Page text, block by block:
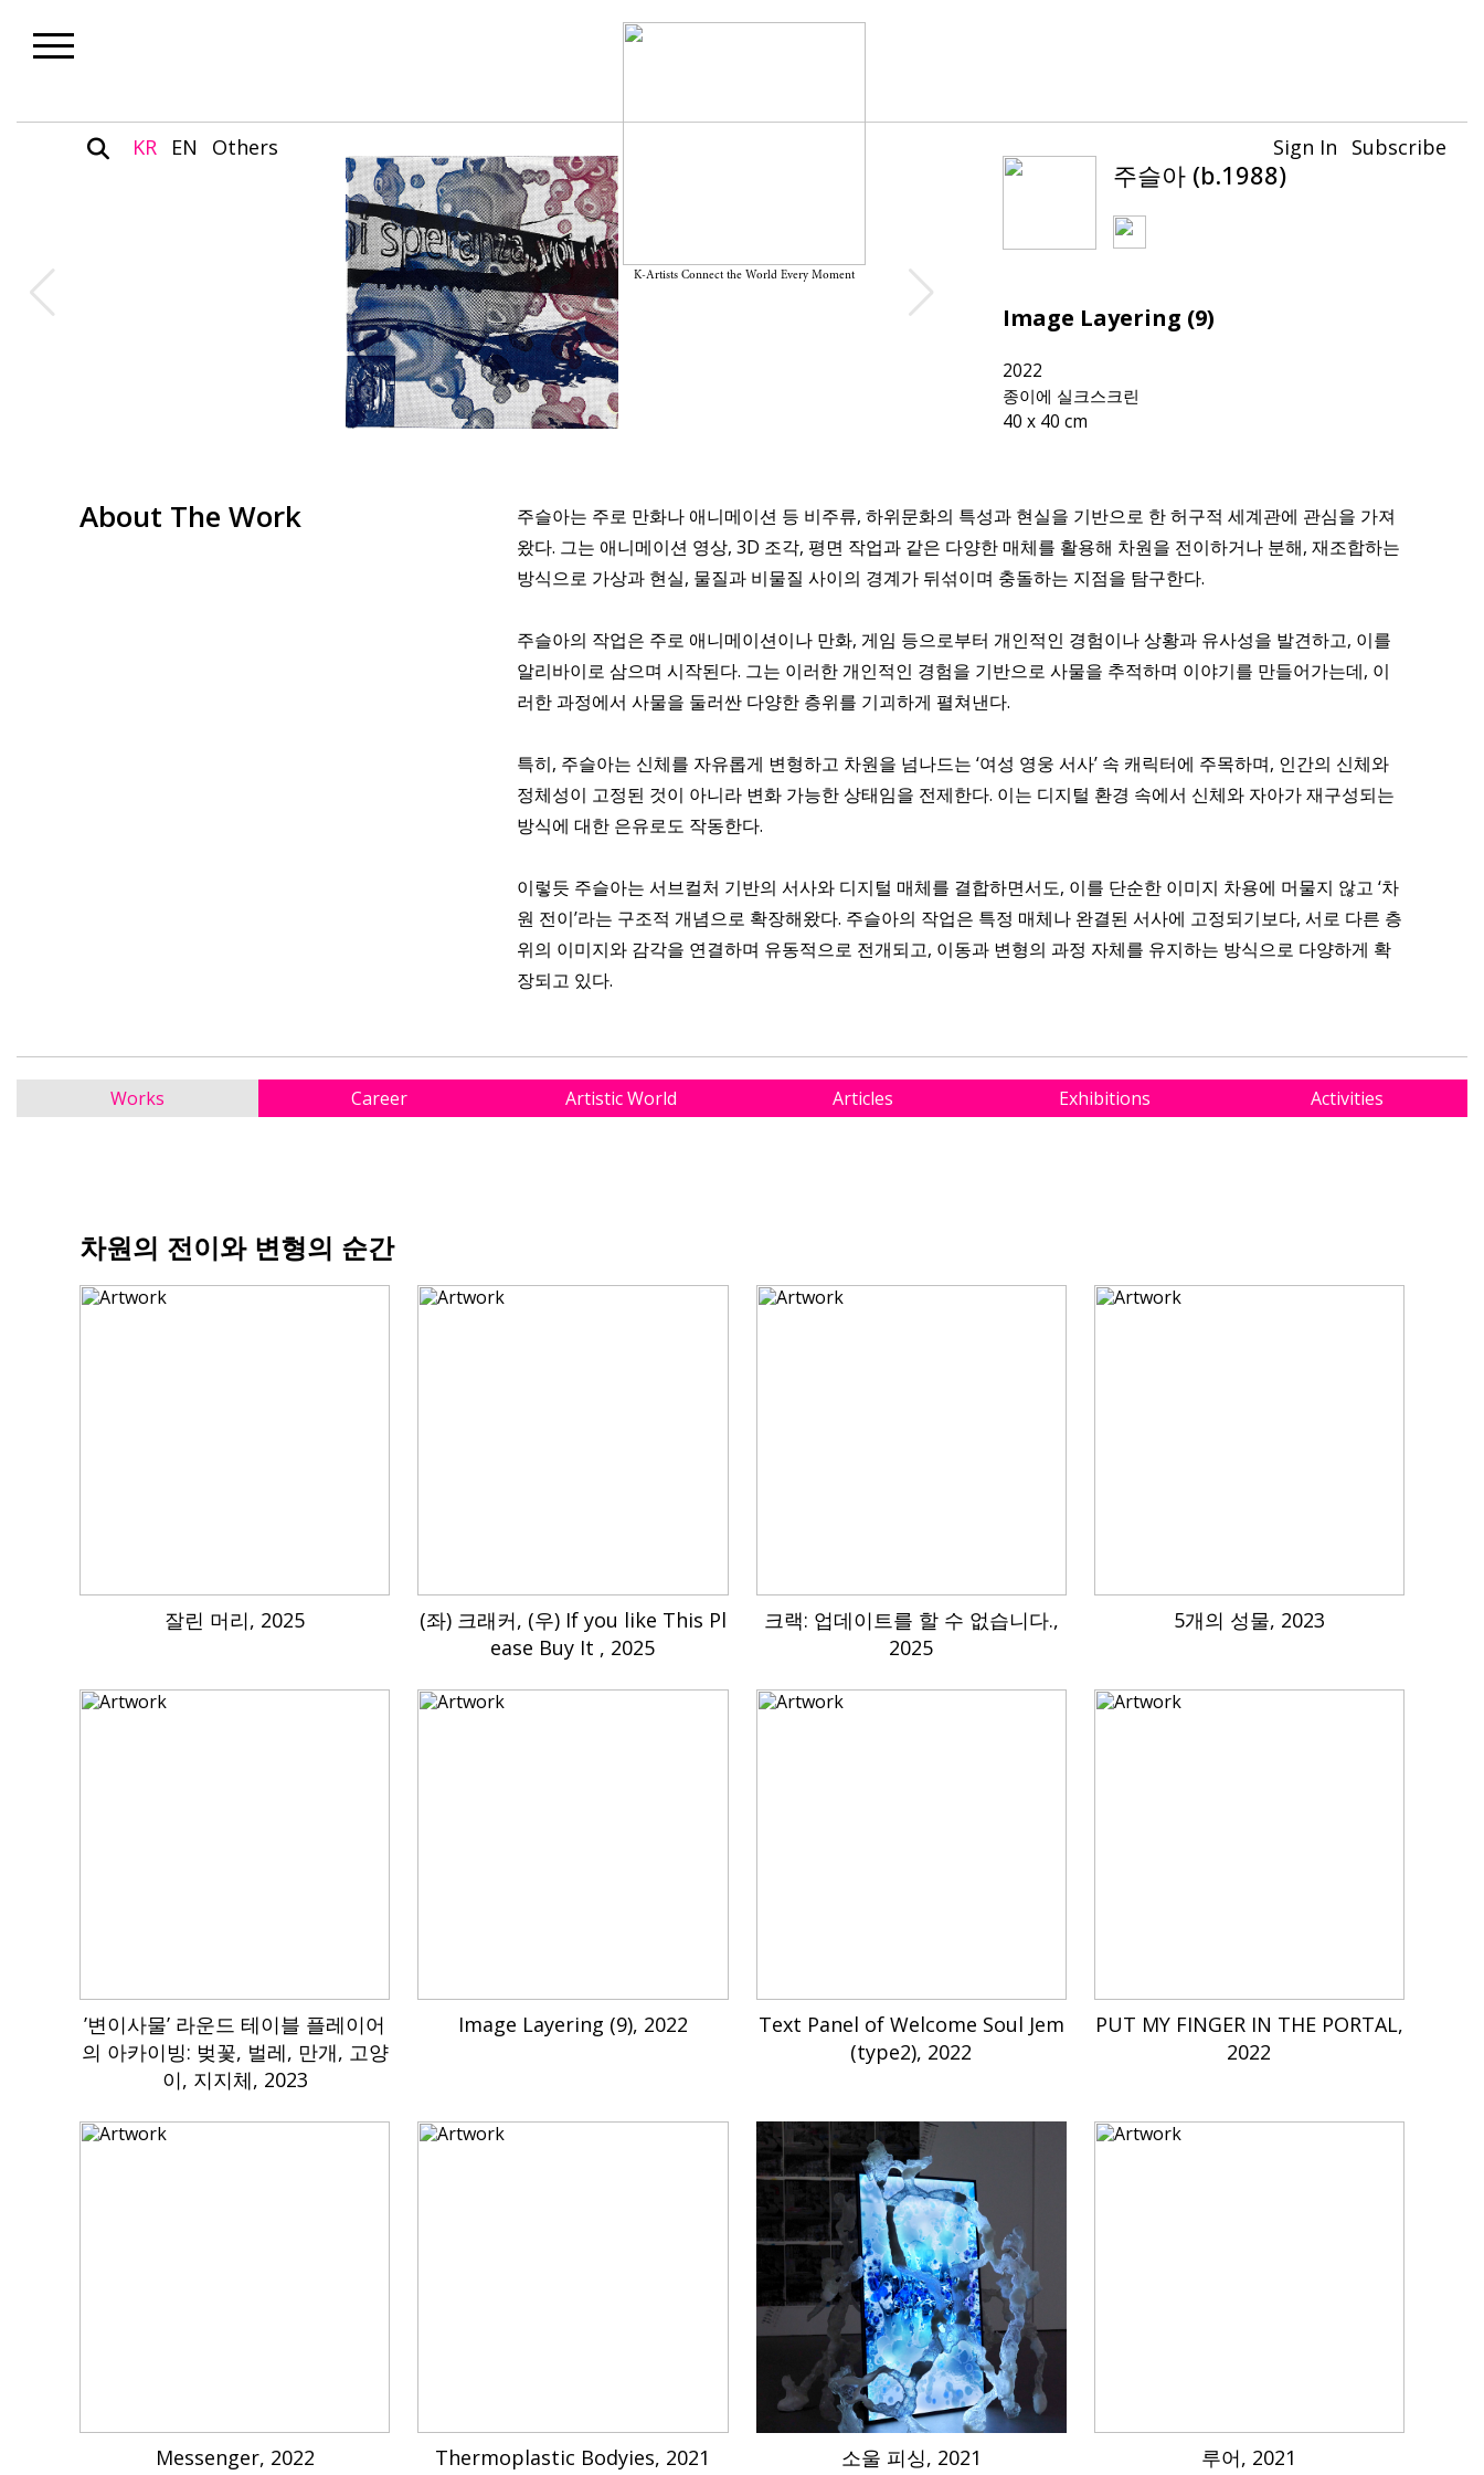
KR EN Others
K-Artists Connect the World Every Moment
Sign In Subscribe
주슬아 (b.1988)
Image Layering (9)
2022
종이에 실크스크린
About The Work
주슬아는 주로 만화나 애니메이션 등 비주류, 하위문화의 특성과 현실을 기반으로 한 허구적 세계관에 관심을 가져
왔다. 그는 애니메이션 영상, 3D 조각, 평면 작업과 같은 다양한 매체를 활용해 차원을 전이하거나 분해, 재조합하는
방식으로 가상과 현실, 물질과 비물질 사이의 경계가 뒤섞이며 충돌하는 지점을 탐구한다.
주슬아의 작업은 주로 애니메이션이나 만화, 게임 등으로부터 개인적인 경험이나 상황과 유사성을 발견하고, 이를
알리바이로 삼으며 시작된다. 그는 이러한 개인적인 경험을 기반으로 사물을 추적하며 이야기를 만들어가는데, 이
러한 과정에서 사물을 둘러싼 다양한 층위를 기괴하게 펼쳐낸다.
특히, 주슬아는 신체를 자유롭게 변형하고 차원을 넘나드는 ‘여성 영웅 서사’ 속 캐릭터에 주목하며, 인간의 신체와
정체성이 고정된 것이 아니라 변화 가능한 상태임을 전제한다. 이는 디지털 환경 속에서 신체와 자아가 재구성되는
방식에 대한 은유로도 작동한다.
이렇듯 주슬아는 서브컬처 기반의 서사와 디지털 매체를 결합하면서도, 이를 단순한 이미지 차용에 머물지 않고 ‘차
원 전이’라는 구조적 개념으로 확장해왔다. 주슬아의 작업은 특정 매체나 완결된 서사에 고정되기보다, 서로 다른 층
위의 이미지와 감각을 연결하며 유동적으로 전개되고, 이동과 변형의 과정 자체를 유지하는 방식으로 다양하게 확
장되고 있다.
Works Career Artistic World Articles Exhibitions Activities
차원의 전이와 변형의 순간
잘린 머리, 2025
(좌) 크래커, (우) If you like This Pl
ease Buy It , 2025
크랙: 업데이트를 할 수 없습니다.,
2025
5개의 성물, 2023
’변이사물’ 라운드 테이블 플레이어
의 아카이빙: 벚꽃, 벌레, 만개, 고양
이, 지지체, 2023
Image Layering (9), 2022
Text Panel of Welcome Soul Jem
(type2), 2022
PUT MY FINGER IN THE PORTAL,
2022
Messenger, 2022 Thermoplastic Bodyies, 2021 소울 피싱, 2021 루어, 2021